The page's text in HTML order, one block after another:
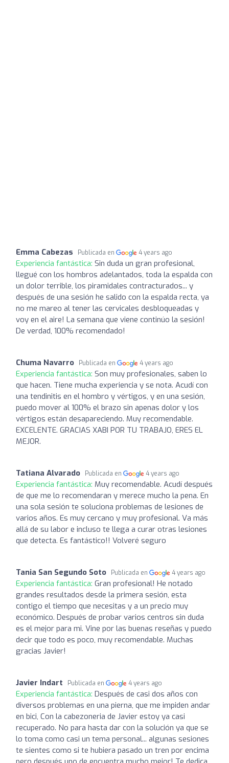
Emma Cabezas Publicada en 4 years ago
Experiencia fantástica: Sin duda un gran profesional,
llegué con los hombros adelantados, toda la espalda con
un dolor terrible, los piramidales contracturados... y
después de una sesión he salido con la espalda recta, ya
no me mareo al tener las cervicales desbloqueadas y
voy en el aire! La semana que viene continúo la sesión!
De verdad, 100% recomendado!
Chuma Navarro Publicada en 4 years ago
Experiencia fantástica: Son muy profesionales, saben lo
que hacen. Tiene mucha experiencia y se nota. Acudí con
una tendinitis en el hombro y vértigos, y en una sesión,
puedo mover al 100% el brazo sin apenas dolor y los
vértigos están desapareciendo. Muy recomendable.
EXCELENTE. GRACIAS XABI POR TU TRABAJO, ERES EL
MEJOR.
Tatiana Alvarado Publicada en 4 years ago
Experiencia fantástica: Muy recomendable. Acudí después
de que me lo recomendaran y merece mucho la pena. En
una sola sesión te soluciona problemas de lesiones de
varios años. Es muy cercano y muy profesional. Va más
allá de su labor e incluso te llega a curar otras lesiones
que detecta. Es fantástico!! Volveré seguro
Tania San Segundo Soto Publicada en 4 years ago
Experiencia fantástica: Gran profesional! He notado
grandes resultados desde la primera sesión, esta
contigo el tiempo que necesitas y a un precio muy
económico. Después de probar varios centros sin duda
es el mejor para mi. Vine por las buenas reseñas y puedo
decir que todo es poco, muy recomendable. Muchas
gracias Javier!
Javier Indart Publicada en 4 years ago
Experiencia fantástica: Después de casi dos años con
diversos problemas en una pierna, que me impiden andar
en bici, Con la cabezoneria de Javier estoy ya casi
recuperado. No para hasta dar con la solución ya que se
lo toma como casi un tema personal... algunas sesiones
te sientes como si te hubiera pasado un tren por encima